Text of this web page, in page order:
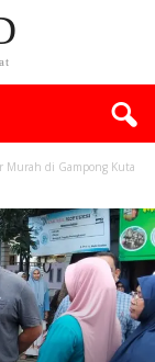
Murah di Gampong Kuta